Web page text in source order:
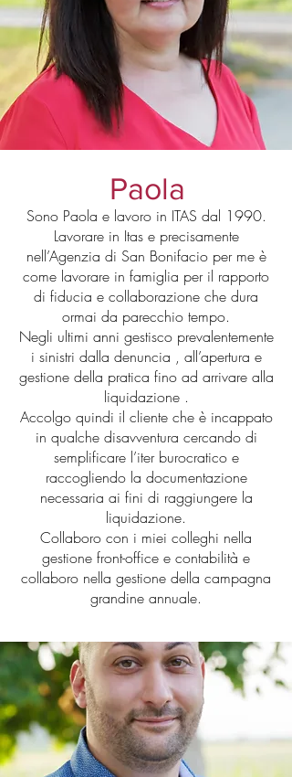
Paola
Sono Paola e lavoro in ITAS dal 1990.
Lavorare in Itas e precisamente
nell’Agenzia di San Bonifacio per me è
come lavorare in famiglia per il rapporto
di fiducia e collaborazione che dura
ormai da parecchio tempo.
Negli ultimi anni gestisco prevalentemente
i sinistri dalla denuncia , all’apertura e
gestione della pratica fino ad arrivare alla
liquidazione .
Accolgo quindi il cliente che è incappato
in qualche disavventura cercando di
semplificare l’iter burocratico e
raccogliendo la documentazione
necessaria ai fini di raggiungere la
liquidazione.
Collaboro con i miei colleghi nella
gestione front-office e contabilità e
collaboro nella gestione della campagna
grandine annuale.